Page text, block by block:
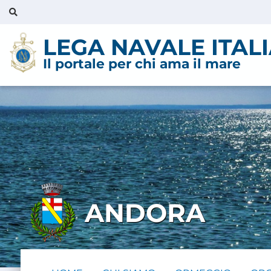
LEGA NAVALE
Il portale per chi ama il mare
ANDORA